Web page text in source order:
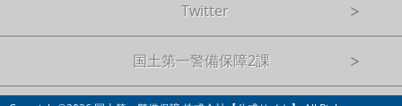
Twitter
国土第一警備保障2課